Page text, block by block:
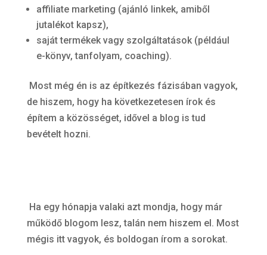
affiliate marketing (ajánló linkek, amiből
jutalékot kapsz),
saját termékek vagy szolgáltatások (például
e-könyv, tanfolyam, coaching).
Most még én is az építkezés fázisában vagyok,
de hiszem, hogy ha következetesen írok és
építem a közösséget, idővel a blog is tud
bevételt hozni.
Ha egy hónapja valaki azt mondja, hogy már
működő blogom lesz, talán nem hiszem el. Most
mégis itt vagyok, és boldogan írom a sorokat.